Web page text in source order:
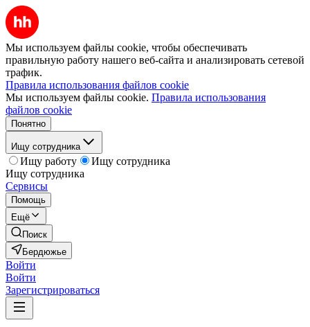
Мы используем файлы cookie, чтобы обеспечивать
правильную работу нашего веб-сайта и анализировать сетевой
трафик.
Правила использования файлов cookie
Мы используем файлы cookie. Правила использования
файлов cookie
Понятно
Ищу сотрудника
Ищу работу
Ищу сотрудника
Ищу сотрудника
Сервисы
Помощь
Ещё
Поиск
Бердюжье
Войти
Войти
Зарегистрироваться